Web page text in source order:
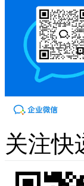
关注快